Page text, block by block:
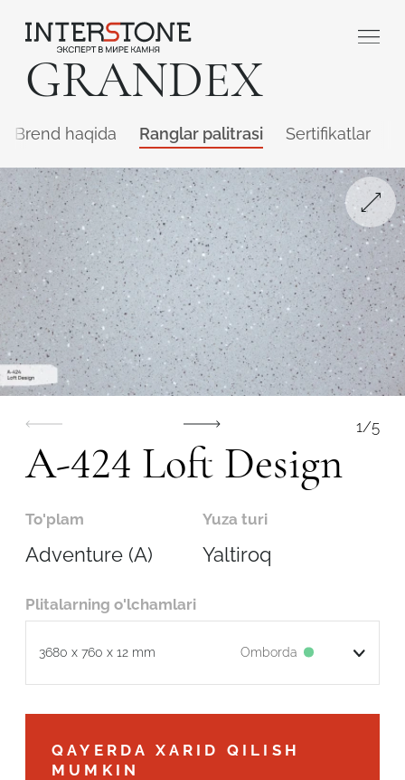
GRANDEX
Brend haqida Ranglar palitrasi Sertifikatlar
1/5
A-424 Loft Design
To'plam
Adventure (A)
Yuza turi
Yaltiroq
Plitalarning o'lchamlari
3680 x 760 x 12 mm Omborda
QAYERDA XARID QILISH
MUMKIN
Qaysi sohada faoliyat yuritasiz?
Toshga ishlov
beruvch
Dizayner
Robot emasligingizni tasdiqlang